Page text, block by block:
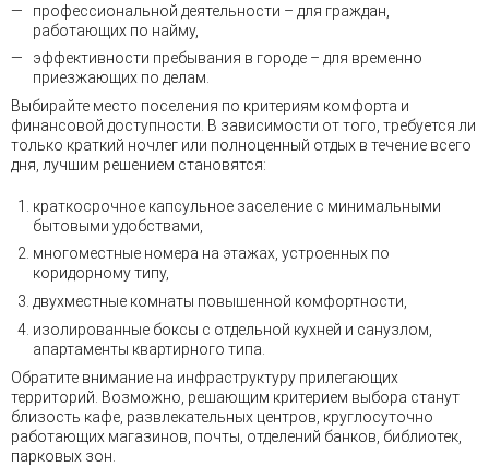
профессиональной деятельности – для граждан,
работающих по найму,
эффективности пребывания в городе – для временно
приезжающих по делам.
Выбирайте место поселения по критериям комфорта и
финансовой доступности. В зависимости от того, требуется ли
только краткий ночлег или полноценный отдых в течение всего
дня, лучшим решением становятся:
краткосрочное капсульное заселение с минимальными
бытовыми удобствами,
многоместные номера на этажах, устроенных по
коридорному типу,
двухместные комнаты повышенной комфортности,
изолированные боксы с отдельной кухней и санузлом,
апартаменты квартирного типа.
Обратите внимание на инфраструктуру прилегающих
территорий. Возможно, решающим критерием выбора станут
близость кафе, развлекательных центров, круглосуточно
работающих магазинов, почты, отделений банков, библиотек,
парковых зон.